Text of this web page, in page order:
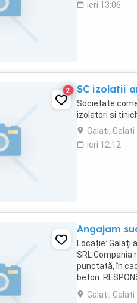
ieri 13:06
2 SC izolatii
Societate
izolatori si
Galati, Galati
ieri 12:12
Angajam
Locație: Galați
SRL Compania
punctată, în
beton.
Asamblarea
Galati, Galati